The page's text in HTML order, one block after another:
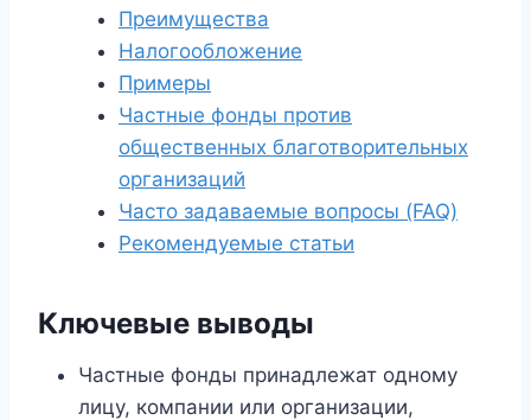
Преимущества
Налогообложение
Примеры
Частные фонды против
общественных благотворительных
организаций
Часто задаваемые вопросы (FAQ)
Рекомендуемые статьи
Ключевые выводы
Частные фонды принадлежат одному
лицу, компании или организации,